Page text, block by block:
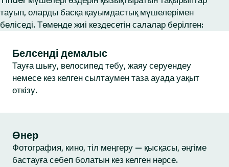
тауып, оларды басқа қауымдастық мүшелерімен
бөліседі. Төменде жиі кездесетін салалар берілген:
Белсенді демалыс
Тауға шығу, велосипед тебу, жаяу серуендеу
немесе кез келген сылтаумен таза ауада уақыт
өткізу.
Өнер
Фотография, кино, тіл меңгеру — қысқасы, әңгіме
бастауға себеп болатын кез келген нәрсе.